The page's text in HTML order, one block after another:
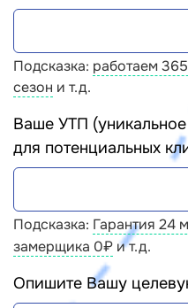
Подсказка: работаем
сезон и т.д.
Ваше УТП
для потенциальных
Подсказка: Гарантия 24
замерщика 0₽ и т.д.
Опишите Вашу